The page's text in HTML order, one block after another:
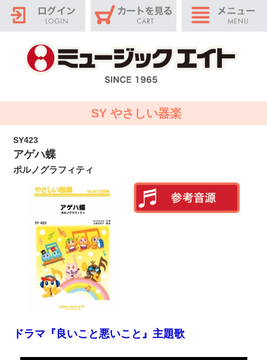
SY やさしい器楽
SY423
アゲハ蝶
ポルノグラフィティ
ドラマ『良いこと悪いこと』主題歌